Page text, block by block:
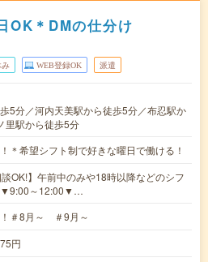
OK＊DMの仕分け
み WEB登録OK 派遣
5分／河内天美駅から徒歩5分／布忍駅か
里駅から徒歩5分
＊希望シフト制で好きな曜日で働ける！
談OK!】午前中のみや18時以降などのシフ
▼9:00～12:00▼…
＃8月～ ＃9月～
円